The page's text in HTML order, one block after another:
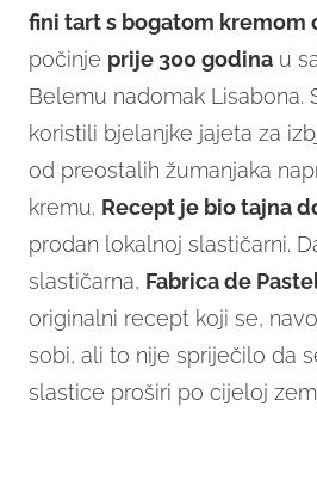
fini tart s bogatom kremom
počinje prije 300 godina u
Belemu nadomak Lisabona.
koristili bjelanjke jajeta za
od preostalih žumanjaka
kremu. Recept je bio tajna
prodan lokalnoj slastičarni.
slastičarna, Fabrica de
originalni recept koji se,
sobi, ali to nije spriječilo da
slastice proširi po cijeloj